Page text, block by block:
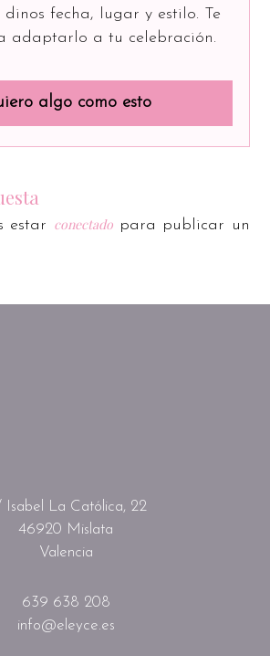
dinos fecha, lugar y estilo. Te
adaptarlo a tu celebración.
algo como esto
estar conectadopara publicar un
Isabel La Católica, 22
46920 Mislata
Valencia
639 638 208
info@eleyce.es